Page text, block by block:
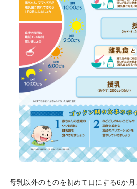
母乳以外のものを初めて口にする6か